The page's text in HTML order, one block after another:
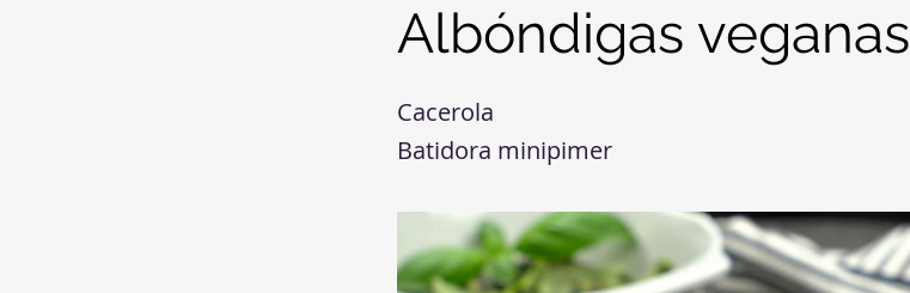
Albóndigas veganas
Cacerola
Batidora minipimer